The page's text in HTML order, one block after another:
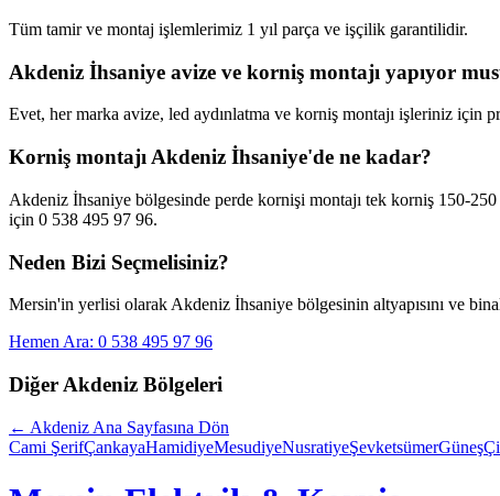
Tüm tamir ve montaj işlemlerimiz 1 yıl parça ve işçilik garantilidir.
Akdeniz İhsaniye avize ve korniş montajı yapıyor
Evet, her marka avize, led aydınlatma ve korniş montajı işleriniz için
Korniş montajı Akdeniz İhsaniye'de ne kadar?
Akdeniz İhsaniye bölgesinde perde kornişi montajı tek korniş 150-
için 0 538 495 97 96.
Neden Bizi Seçmelisiniz?
Mersin'in yerlisi olarak Akdeniz İhsaniye bölgesinin altyapısını ve
Hemen Ara: 0 538 495 97 96
Diğer Akdeniz Bölgeleri
← Akdeniz Ana Sayfasına Dön
Cami ŞerifÇankayaHamidiyeMesudiyeNusratiyeŞevketsümerGüneş